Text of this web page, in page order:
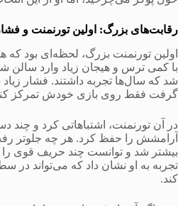
رقابت‌های بزرگ: اولین تورنمنت و
اولین تورنمنت بزرگ، لحظه‌ای بود که
با کمی ترس و هیجان زیاد وارد سالن شد
شد که سال‌ها تجربه داشتند. فشار زیاد
گرفت فقط روی بازی خودش تمرکز
در آن تورنمنت، اشتباهاتی کرد و چند
آرامشش را حفظ کرد. هر چه جلوتر
بیشتر شد و توانست چند حریف قوی را
تجربه به او نشان داد که می‌تواند در
کند.